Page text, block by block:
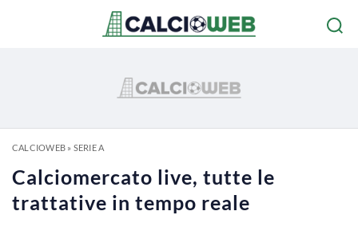
CALCIOWEB» SERIE A
Calciomercato live, tutte le
trattative in tempo reale